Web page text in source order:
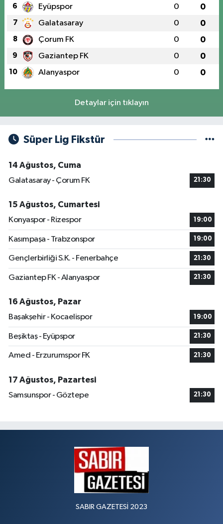
6 Eyüpspor 0 0
7 Galatasaray 0 0
8 Çorum FK 0 0
9 Gaziantep FK 0 0
10 Alanyaspor 0 0
Detaylar için tıklayın
Süper Lig Fikstür
14 Ağustos, Cuma
Galatasaray - Çorum FK
21:30
15 Ağustos, Cumartesi
Konyaspor - Rizespor
19:00
Kasımpaşa - Trabzonspor 19:00
Gençlerbirliği S.K. - Fenerbahçe 21:30
Gaziantep FK - Alanyaspor 21:30
16 Ağustos, Pazar
Başakşehir - Kocaelispor
19:00
Beşiktaş - Eyüpspor 21:30
Amed - Erzurumspor FK 21:30
17 Ağustos, Pazartesi
Samsunspor - Göztepe
21:30
SABIR GAZETESİ 2023